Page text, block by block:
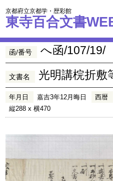
京都府立京都学・歴彩館
東寺百合文書
函/番号 へ函/107/19/
文書名 光明講梡折敷
年月日 嘉吉3年12月晦日 西暦
縦288 x 横470